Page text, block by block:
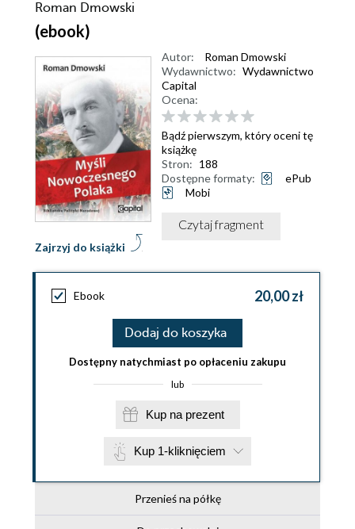
Roman Dmowski
(ebook)
Zajrzyj do książki
Autor:
Roman Dmowski
Wydawnictwo: Wydawnictwo
Capital
Ocena:
Bądź pierwszym, który oceni tę
książkę
Stron: 188
Dostępne formaty:
ePub
Mobi
Czytaj fragment
Ebook 20,00 zł
Dodaj do koszyka
Dostępny natychmiast po opłaceniu zakupu
lub
Kup na prezent
Kup 1-kliknięciem
Przenieś na półkę